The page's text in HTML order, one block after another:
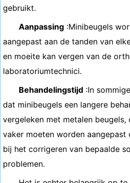
gebruikt.
Aanpassing :Minibeugels
aangepast aan de tanden van
en moeite kan vergen van de
laboratoriumtechnici.
Behandelingstijd :In
dat minibeugels een langere
vergeleken met metalen
vaker moeten worden
bij het corrigeren van bepaalde
problemen.